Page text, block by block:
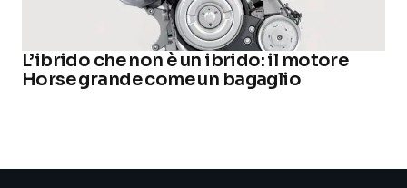
L’ibrido che non è un ibrido: il motore
Horse grande come un bagaglio